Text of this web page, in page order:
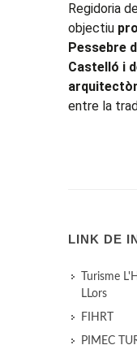
Regidoria
objectiu
Pessebre
Castelló i
entre la
LINK DE
Turisme
LLors
FIHRT
PIMEC